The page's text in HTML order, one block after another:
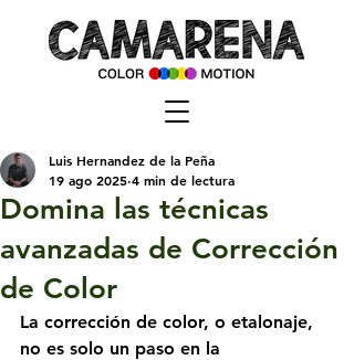
Domina las técnicas
avanzadas de Corrección
de Color
Luis Hernandez de la Peña
19 ago 2025 4 min de lectura
La corrección de color, o etalonaje,
no es solo un paso en la